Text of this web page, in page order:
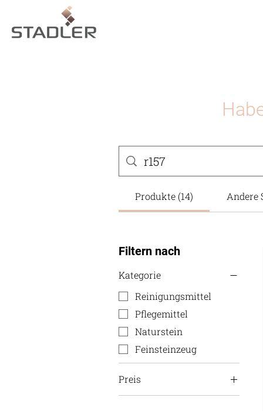
Produkte (14) Andere
Filtern nach
Kategorie
Reinigungsmittel
Pflegemittel
Naturstein
Feinsteinzeug
Preis